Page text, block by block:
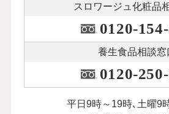
スロワージュ化粧品
0120-
養生食品相談窓
0120-
平日9時～19時､土曜9